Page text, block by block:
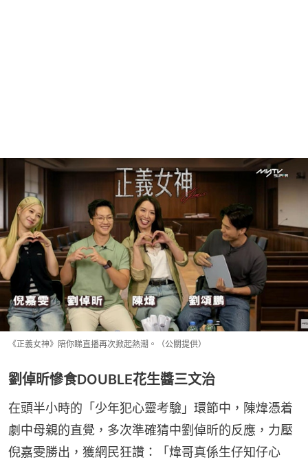
《正義女神》陪你睇直播再次掀起熱潮。（公關提供）
劉倬昕慘食DOUBLE花生醬三文治
在頭半小時的「少年犯心靈考驗」環節中，陳煒憑着
劇中母親的直覺，多次準確猜中劉倬昕的反應，力壓
倪嘉雯勝出，獲網民狂讚：「煒哥真係生仔知仔心